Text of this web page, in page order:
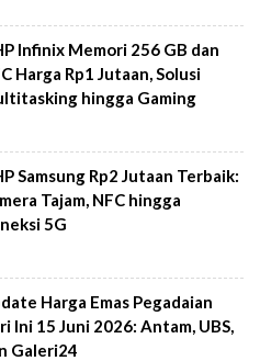
Infinix Memori 256 GB dan
Harga Rp1 Jutaan, Solusi
hingga Gaming
Samsung Rp2 Jutaan Terbaik:
Tajam, NFC hingga
5G
Harga Emas Pegadaian
Ini 15 Juni 2026: Antam, UBS,
Galeri24